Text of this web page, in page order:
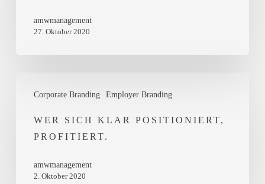
Marke
amwmanagement
27. Oktober 2020
Corporate Branding Employer Branding
positioniert,
WER SICH KLAR POSITIONIERT,
PROFITIERT.
amwmanagement
2. Oktober 2020